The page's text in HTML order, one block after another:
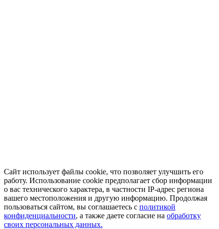
Сайт использует файлы cookie, что позволяет улучшить его
работу. Использование cookie предполагает сбор информации
о вас технического характера, в частности IP-адрес региона
вашего местоположения и другую информацию. Продолжая
пользоваться сайтом, вы соглашаетесь с политикой
конфиденциальности, а также даете согласие на обработку
своих персональных данных.